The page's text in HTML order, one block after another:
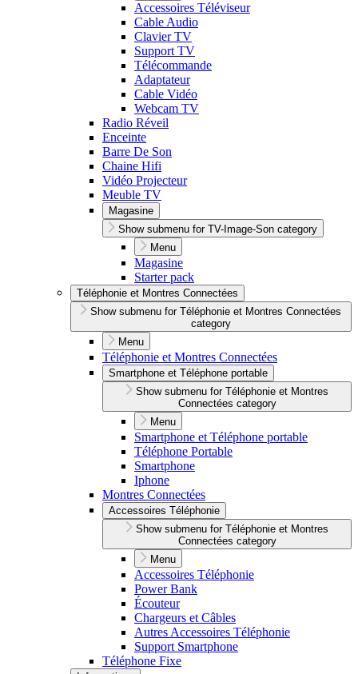
Accessoires Téléviseur
Cable Audio
Clavier TV
Support TV
Télécommande
Adaptateur
Cable Vidéo
Webcam TV
Radio Réveil
Enceinte
Barre De Son
Chaine Hifi
Vidéo Projecteur
Meuble TV
Magasine
Show submenu for TV-Image-Son category
Menu
Magasine
Starter pack
Téléphonie et Montres Connectées
Show submenu for Téléphonie et Montres Connectées
category
Menu
Téléphonie et Montres Connectées
Smartphone et Téléphone portable
Show submenu for Téléphonie et Montres
Connectées category
Menu
Smartphone et Téléphone portable
Téléphone Portable
Smartphone
Iphone
Montres Connectées
Accessoires Téléphonie
Show submenu for Téléphonie et Montres
Connectées category
Menu
Accessoires Téléphonie
Power Bank
Écouteur
Chargeurs et Câbles
Autres Accessoires Téléphonie
Support Smartphone
Téléphone Fixe